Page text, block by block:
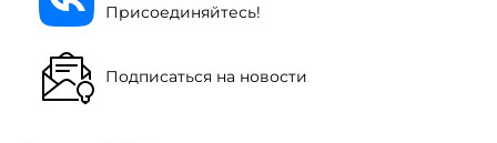
Присоединяйтесь!
Подписаться на новости